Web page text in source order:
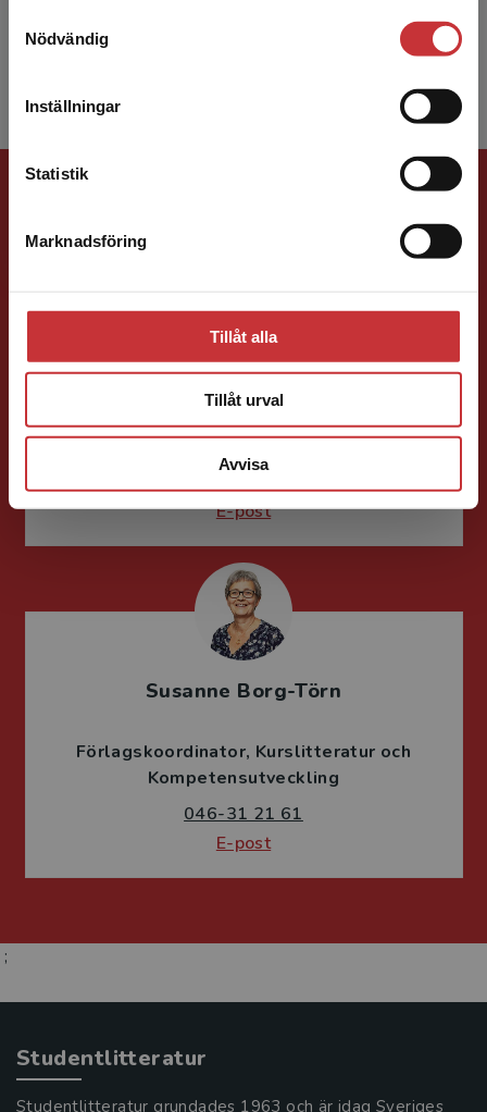
Nödvändig
Inställningar
Statistik
Marknadsföring
Tillåt alla
Tillåt urval
Avvisa
Vi erbjuder inte leveranser utanför Sverige. För
att kunna slutföra ett köp måste
svenska s...
Caroline Boussard
Förläggare
Samhällsvetenskap och humaniora, Språk
E-post
Susanne Borg-Törn
Förlagskoordinator Kurslitteratur och
Kompetensutveckling
046-31 21 61
E-post
;
Studentlitteratur
Studentlitteratur grundades 1963 och är idag Sveriges